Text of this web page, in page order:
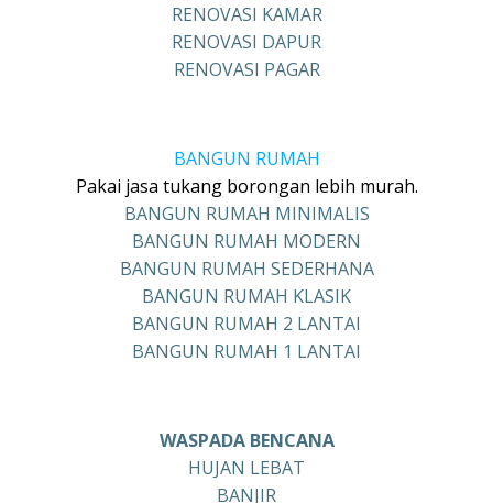
RENOVASI KAMAR
RENOVASI DAPUR
RENOVASI PAGAR
BANGUN RUMAH
Pakai jasa tukang borongan lebih murah.
BANGUN RUMAH MINIMALIS
BANGUN RUMAH MODERN
BANGUN RUMAH SEDERHANA
BANGUN RUMAH KLASIK
BANGUN RUMAH 2 LANTAI
BANGUN RUMAH 1 LANTAI
WASPADA BENCANA
HUJAN LEBAT
BANJIR